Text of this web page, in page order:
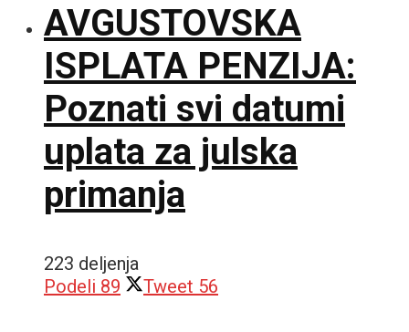
AVGUSTOVSKA
ISPLATA PENZIJA:
Poznati svi datumi
uplata za julska
primanja
223 deljenja
Podeli 89 Tweet 56